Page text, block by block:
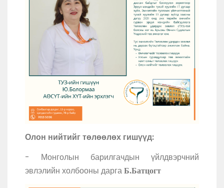
Олон нийтийг төлөөлөх гишүүд:
- Монголын барилгачдын үйлдвэрчний
эвлэлийн холбооны дарга Б.Батцогт